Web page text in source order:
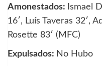
Amonestados: Ismael
16′, Luís Taveras 32′,
Rosette 83′ (MFC)
Expulsados: No Hubo